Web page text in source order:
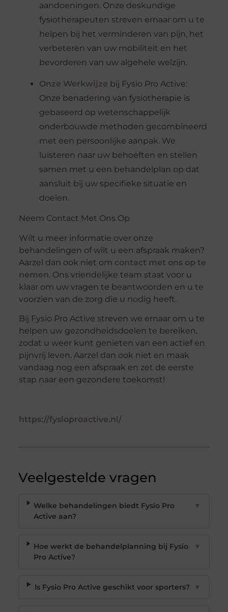
aandoeningen. Onze deskundige
fysiotherapeuten streven ernaar om u te
helpen bij het verminderen van pijn, het
verbeteren van uw mobiliteit en het
bevorderen van uw algehele welzijn.
Onze Werkwijze bij Fysio Pro Active:
Onze benadering van fysiotherapie is
gebaseerd op wetenschappelijk
onderbouwde methoden gecombineerd
met een persoonlijke aanpak. We
luisteren naar uw behoeften en stellen
samen met u een behandelplan op dat
aansluit bij uw specifieke situatie en
doelen.
Neem Contact Met Ons Op
Wilt u meer informatie over onze
behandelingen of wilt u een afspraak maken?
Aarzel dan ook niet om contact met ons op te
nemen. Ons vriendelijke team staat voor u
klaar om uw vragen te beantwoorden en u te
voorzien van de zorg die u nodig heeft.
Bij Fysio Pro Active streven we ernaar om u te
helpen uw gezondheidsdoelen te bereiken,
zodat u weer kunt genieten van een actief en
pijnvrij leven. Aarzel dan ook niet en maak
vandaag nog een afspraak en zet de eerste
stap naar een gezondere toekomst!
https://fysioproactive.nl/
Veelgestelde vragen
Welke behandelingen biedt Fysio Pro
Active aan?
▼
Hoe werkt de behandelplanning bij Fysio
Pro Active?
▼
Is Fysio Pro Active geschikt voor sporters? ▼